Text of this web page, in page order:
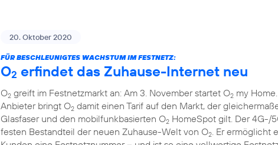
20. Oktober 2020
FÜR BESCHLEUNIGTES WACHSTUM IM FESTNETZ:
O2 erfindet das Zuhause-Internet neu
O2 greift im Festnetzmarkt an: Am 3. November startet O2 my
Anbieter bringt O2 damit einen Tarif auf den Markt, der
Glasfaser und den mobilfunkbasierten O2 HomeSpot gilt. Der 4G-/
festen Bestandteil der neuen Zuhause-Welt von O2 . Er ermöglicht